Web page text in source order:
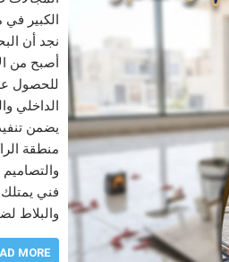
الكبير في
نجد أن
أصبح من
للحصول
الداخلي
يضمن
منطقة
والتصاميم
فني
والبلاط
MORE